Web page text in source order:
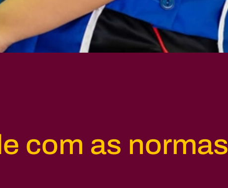
com as normas